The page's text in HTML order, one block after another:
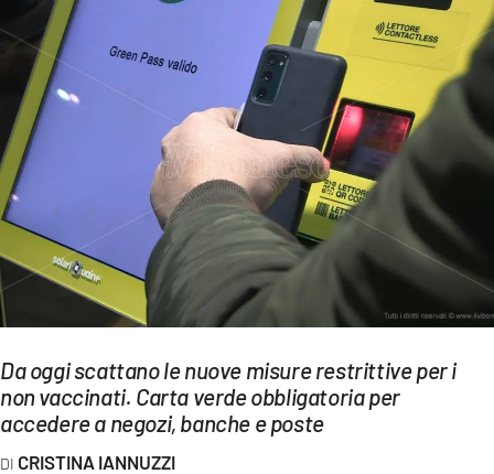
AMBIENTE
SOCIETÀ
CULTURA
ECONOMIA E LAVORO
SPORT
LAC NETWORK
Da oggi scattano le nuove misure restrittive per i
non vaccinati. Carta verde obbligatoria per
accedere a negozi, banche e poste
CRISTINA IANNUZZI